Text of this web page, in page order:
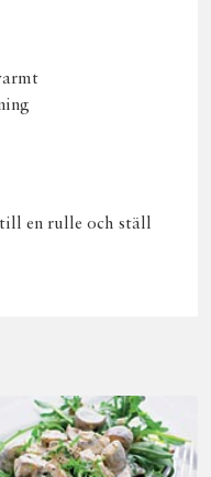
en rulle och ställ